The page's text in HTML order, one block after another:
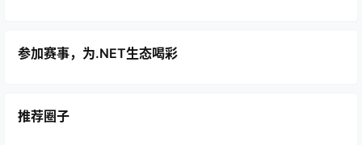
参加赛事，为.NET生态喝彩
推荐圈子